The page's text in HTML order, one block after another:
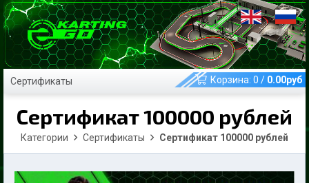
Сертификаты Корзина: 0 / 0.00руб
Сертификат 100000 рублей
Категории Сертификаты Сертификат 100000 рублей